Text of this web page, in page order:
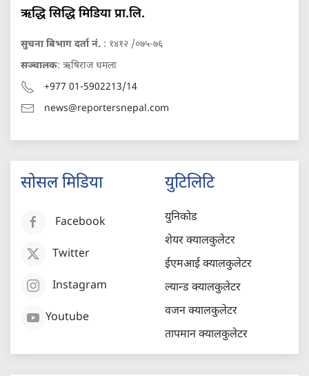
ऋद्धि सिद्धि मिडिया प्रा.लि.
सुचना बिभाग दर्ता नं. : १४१२ /०७५-७६
सञ्चालक: ऋषिराज धमला
+977 01-5902213/14
news@reportersnepal.com
सोसल मिडिया
Facebook
Twitter
Instagram
Youtube
युटिलिटि
युनिकोड
शेयर क्यालकुलेटर
ईएमआई क्यालकुलेटर
ल्यान्ड क्यालकुलेटर
वजन क्यालकुलेटर
तापमान क्यालकुलेटर